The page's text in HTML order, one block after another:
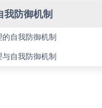
我防御机制
的自我防御机制
与自我防御机制